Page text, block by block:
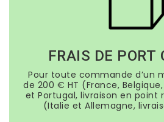
FRAIS DE PORT
Pour toute commande d’un
de 200 € HT (France,
et Portugal, livraison en point
(Italie et Allemagne,